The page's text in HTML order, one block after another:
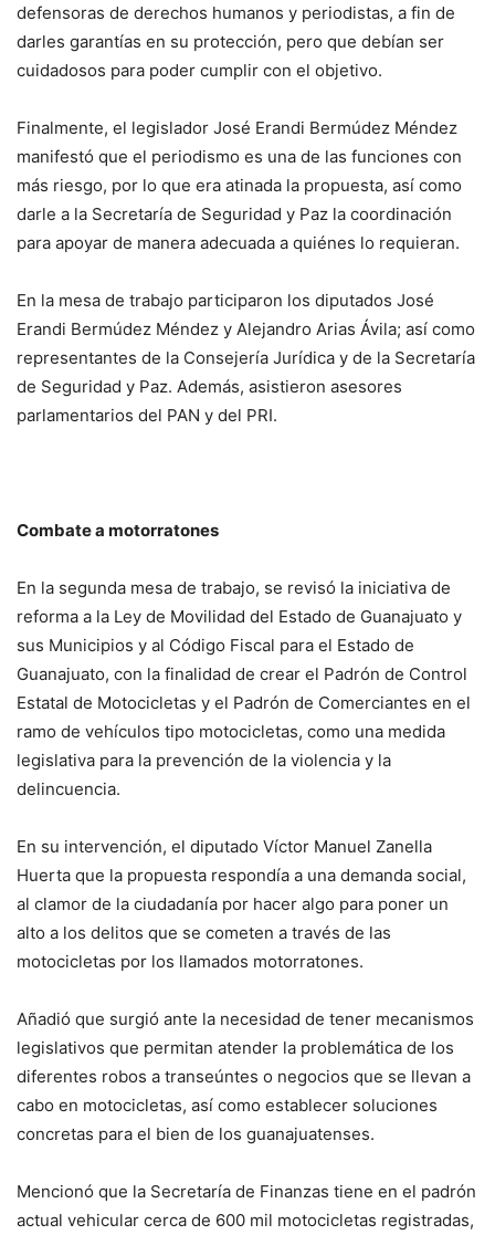
defensoras de derechos humanos y periodistas, a fin de
darles garantías en su protección, pero que debían ser
cuidadosos para poder cumplir con el objetivo.
Finalmente, el legislador José Erandi Bermúdez Méndez
manifestó que el periodismo es una de las funciones con
más riesgo, por lo que era atinada la propuesta, así como
darle a la Secretaría de Seguridad y Paz la coordinación
para apoyar de manera adecuada a quiénes lo requieran.
En la mesa de trabajo participaron los diputados José
Erandi Bermúdez Méndez y Alejandro Arias Ávila; así como
representantes de la Consejería Jurídica y de la Secretaría
de Seguridad y Paz. Además, asistieron asesores
parlamentarios del PAN y del PRI.
Combate a motorratones
En la segunda mesa de trabajo, se revisó la iniciativa de
reforma a la Ley de Movilidad del Estado de Guanajuato y
sus Municipios y al Código Fiscal para el Estado de
Guanajuato, con la finalidad de crear el Padrón de Control
Estatal de Motocicletas y el Padrón de Comerciantes en el
ramo de vehículos tipo motocicletas, como una medida
legislativa para la prevención de la violencia y la
delincuencia.
En su intervención, el diputado Víctor Manuel Zanella
Huerta que la propuesta respondía a una demanda social,
al clamor de la ciudadanía por hacer algo para poner un
alto a los delitos que se cometen a través de las
motocicletas por los llamados motorratones.
Añadió que surgió ante la necesidad de tener mecanismos
legislativos que permitan atender la problemática de los
diferentes robos a transeúntes o negocios que se llevan a
cabo en motocicletas, así como establecer soluciones
concretas para el bien de los guanajuatenses.
Mencionó que la Secretaría de Finanzas tiene en el padrón
actual vehicular cerca de 600 mil motocicletas registradas,